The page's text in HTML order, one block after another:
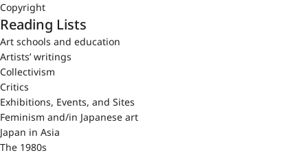
Copyright
Reading Lists
Art schools and education
Artists’ writings
Collectivism
Critics
Exhibitions, Events, and Sites
Feminism and/in Japanese art
Japan in Asia
The 1980s